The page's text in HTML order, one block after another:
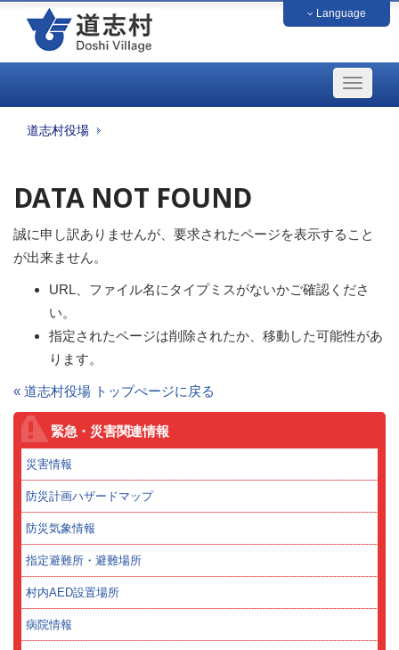
Language
道志村役場
DATA NOT FOUND
誠に申し訳ありませんが、要求されたページを表示すること
が出来ません。
URL、ファイル名にタイプミスがないかご確認くださ
い。
指定されたページは削除されたか、移動した可能性があ
ります。
« 道志村役場 トップぺージに戻る
緊急・災害関連情報
災害情報
防災計画ハザードマップ
防災気象情報
指定避難所・避難場所
村内AED設置場所
病院情報